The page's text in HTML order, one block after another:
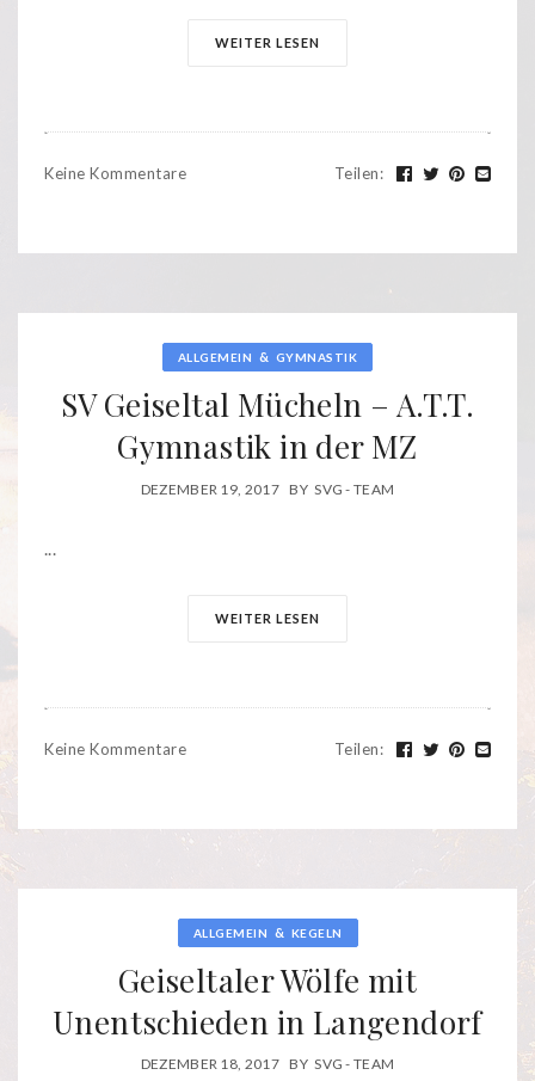
WEITER LESEN
Keine Kommentare Teilen:
ALLGEMEIN & GYMNASTIK
SV Geiseltal Mücheln – A.T.T.
Gymnastik in der MZ
DEZEMBER 19, 2017 BY SVG - TEAM
WEITER LESEN
Keine Kommentare Teilen:
ALLGEMEIN & KEGELN
Geiseltaler Wölfe mit
Unentschieden in Langendorf
DEZEMBER 18, 2017 BY SVG - TEAM